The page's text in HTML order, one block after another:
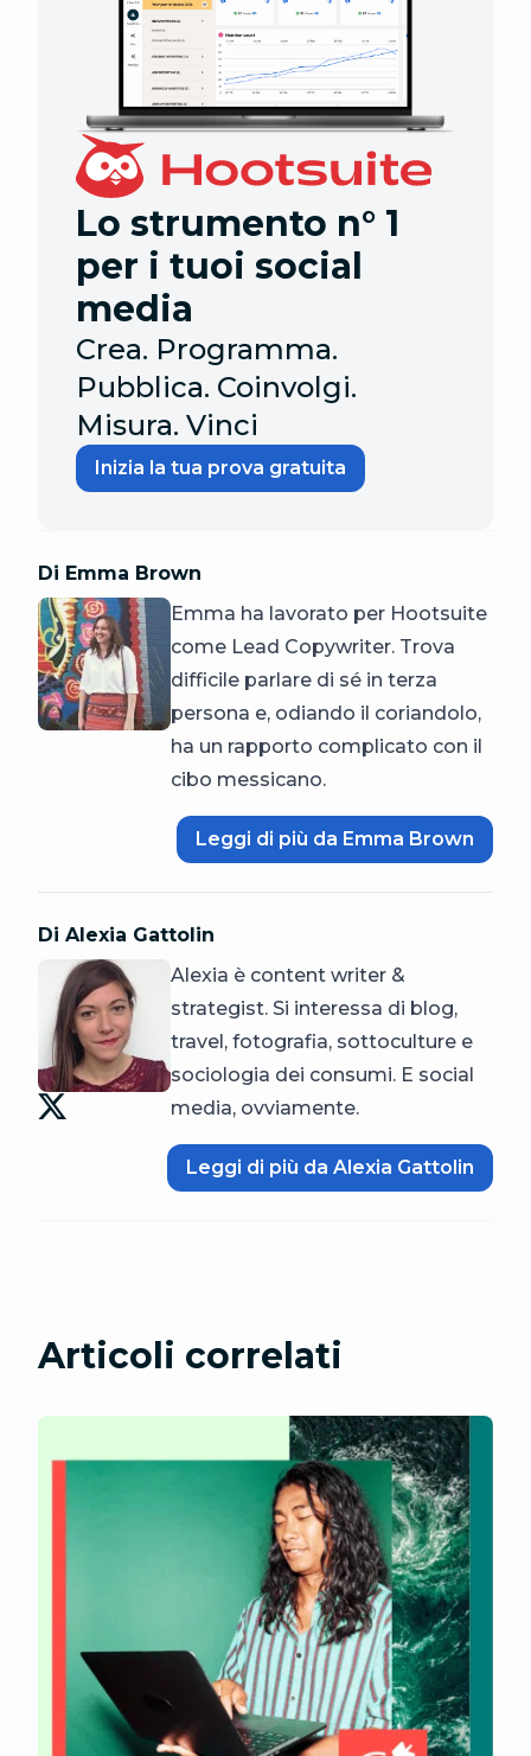
Lo strumento n° 1
per i tuoi social
media
Crea. Programma.
Pubblica. Coinvolgi.
Misura. Vinci
Inizia la tua prova gratuita
Di Emma Brown
Emma ha lavorato per Hootsuite
come Lead Copywriter. Trova
difficile parlare di sé in terza
persona e, odiando il coriandolo,
ha un rapporto complicato con il
cibo messicano.
Leggi di più da Emma Brown
Di Alexia Gattolin
Alexia è content writer &
strategist. Si interessa di blog,
travel, fotografia, sottoculture e
sociologia dei consumi. E social
media, ovviamente.
Leggi di più da Alexia Gattolin
Articoli correlati